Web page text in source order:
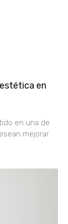
en
en una de
mejorar